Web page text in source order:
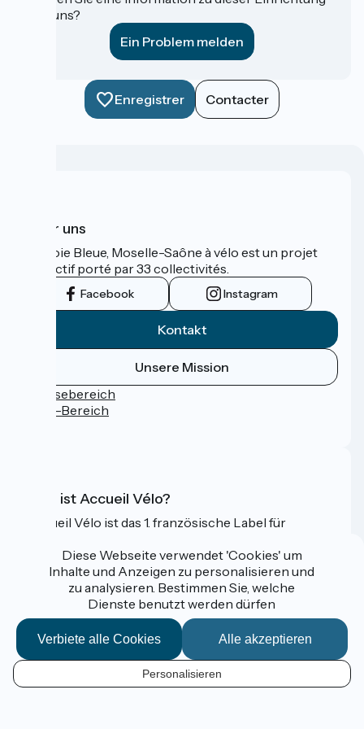
DE
für uns?
Ein Problem melden
Enregistrer Contacter
Über uns
La Voie Bleue, Moselle-Saône à vélo est un projet
collectif porté par 33 collectivités.
Facebook Instagram
Kontakt
Unsere Mission
Pressebereich
Profi-Bereich
Was ist Accueil Vélo?
Accueil Vélo ist das 1. französische Label für
Mehr erfahren
Gefördert im Rahmen von Destination France
Espace Pro / Presse
Diese Webseite verwendet 'Cookies' um
Inhalte und Anzeigen zu personalisieren und
zu analysieren. Bestimmen Sie, welche
Dienste benutzt werden dürfen
Alle akzeptieren
Verbiete alle Cookies
Personalisieren